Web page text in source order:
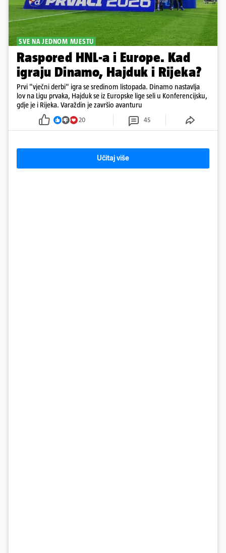
SVE NA JEDNOM MJESTU
Raspored HNL-a i Europe. Kad
igraju Dinamo, Hajduk i Rijeka?
Prvi "vječni derbi" igra se sredinom listopada. Dinamo nastavlja
lov na Ligu prvaka, Hajduk se iz Europske lige seli u Konferencijsku,
gdje je i Rijeka. Varaždin je završio avanturu
20 45
Učitaj više